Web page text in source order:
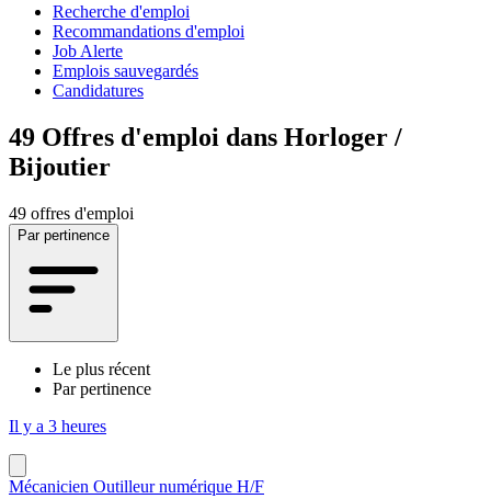
Recherche d'emploi
Recommandations d'emploi
Job Alerte
Emplois sauvegardés
Candidatures
49 Offres d'emploi dans Horloger /
Bijoutier
49 offres d'emploi
Par pertinence
Le plus récent
Par pertinence
Il y a 3 heures
Mécanicien Outilleur numérique H/F